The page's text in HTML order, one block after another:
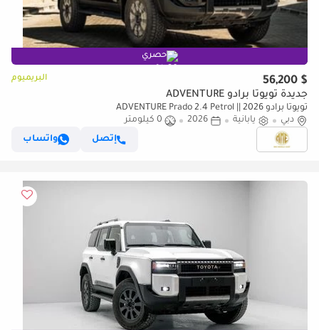
حصري
$ 56,200 البريميوم
جديدة تويوتا برادو ADVENTURE
تويوتا برادو ADVENTURE Prado 2.4 Petrol || 2026
دبي
يابانية 2026
0 كيلومتر
إتصل
واتساب